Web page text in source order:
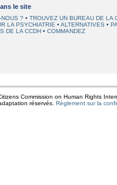
le site
? TROUVEZ UN BUREAU DE LA
LA PSYCHIATRIE
ALTERNATIVES
DE LA CCDH
COMMANDEZ
Commission on Human Rights
réservés. Règlement sur la